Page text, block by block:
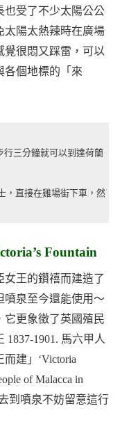
也受了不少太陽公公
太陽太熱辣時在廣場
覺很悶又踩雷，可以
各個地標的「來
行三分鐘就可以到達荷蘭
，直接在雞場街下車，然
Fountain
女王的鑽禧而建造了
噴泉至今還能使用～
它更象徵了英國殖民
1837-1901. 馬六甲人
建」‘Victoria
of Malacca in
去到噴泉不妨留意這行